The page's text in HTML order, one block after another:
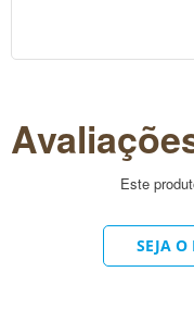
cor: levemente
embalagem:
essencial de
sintética
Este
SEJA